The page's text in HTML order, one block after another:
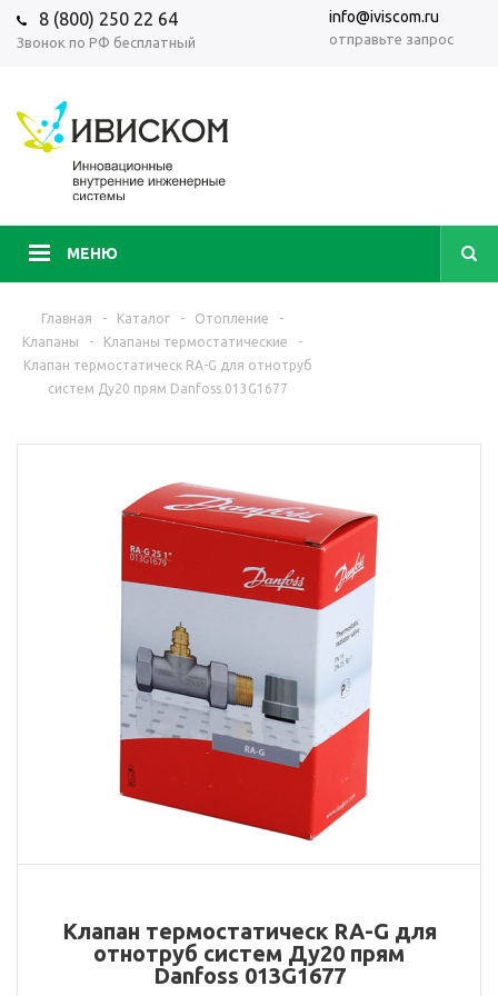
8 (800) 250 22 64
Звонок по РФ бесплатный
info@iviscom.ru
отправьте запрос
МЕНЮ
Главная - Каталог - Отопление
-
Клапаны
- Клапаны термостатические
-
Клапан термостатическ RA-G для отнотруб
систем Ду20 прям Danfoss 013G1677
Клапан термостатическ RA-G для
отнотруб систем Ду20 прям
Danfoss 013G1677